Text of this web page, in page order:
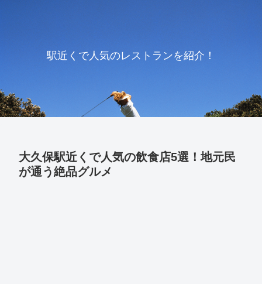
駅近くで人気のレストランを紹介！
大久保駅近くで人気の飲食店5選！地元民
が通う絶品グルメ